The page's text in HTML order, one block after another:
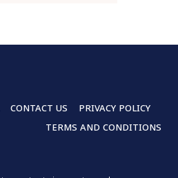
CONTACT US
PRIVACY POLICY
TERMS AND CONDITIONS